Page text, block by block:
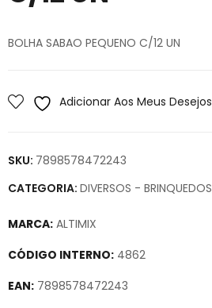
BOLHA SABAO PEQUENO C/12 UN
Adicionar Aos Meus Desejos
SKU: 7898578472243
CATEGORIA: DIVERSOS - BRINQUEDOS
MARCA: ALTIMIX
CÓDIGO INTERNO: 4862
EAN: 7898578472243